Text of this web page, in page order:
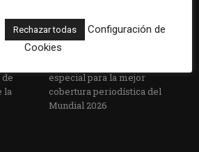
la
especial para la mejor
cobertura periodística del
Mundial 2026
Rechazar todas
Configuración de
Cookies